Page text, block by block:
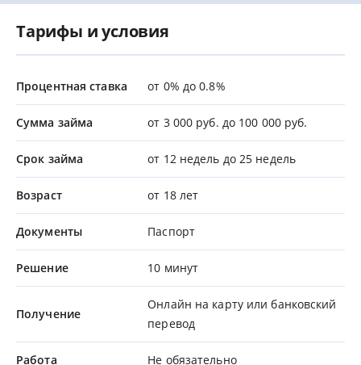
Тарифы и условия
Процентная ставка от 0% до 0.8%
Сумма займа от 3 000 руб. до 100 000 руб.
Срок займа от 12 недель до 25 недель
Возраст от 18 лет
Документы Паспорт
Решение 10 минут
Получение
Онлайн на карту или банковский
перевод
Работа Не обязательно